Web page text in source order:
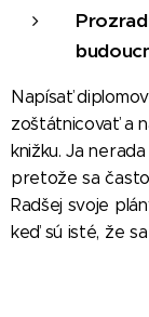
Napísať
zoštátnicovať a
knižku. Ja
pretože sa
Radšej svoje
keď sú isté, že